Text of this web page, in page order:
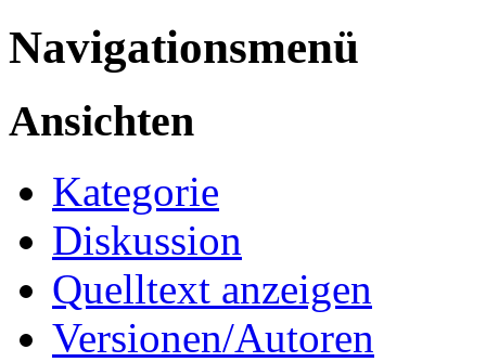
Navigationsmenü
Ansichten
Kategorie
Diskussion
Quelltext anzeigen
Versionen/Autoren